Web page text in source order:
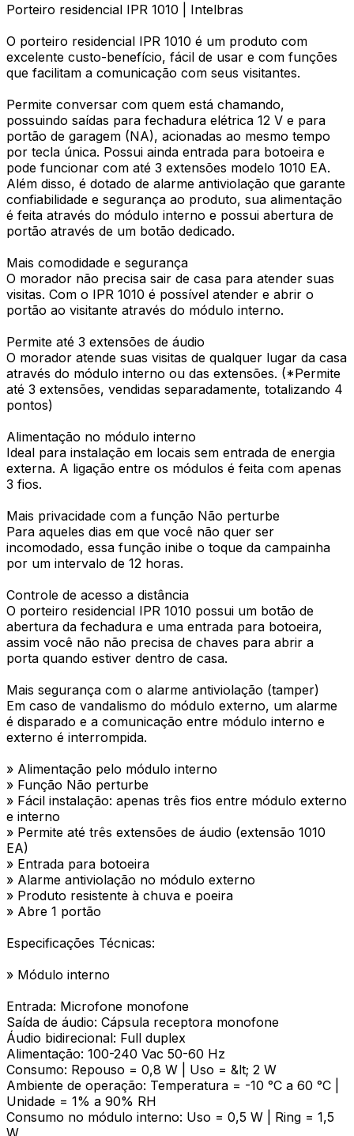
Porteiro residencial IPR 1010 | Intelbras
O porteiro residencial IPR 1010 é um produto com
excelente custo-benefício, fácil de usar e com funções
que facilitam a comunicação com seus visitantes.
Permite conversar com quem está chamando,
possuindo saídas para fechadura elétrica 12 V e para
portão de garagem (NA), acionadas ao mesmo tempo
por tecla única. Possui ainda entrada para botoeira e
pode funcionar com até 3 extensões modelo 1010 EA.
Além disso, é dotado de alarme antiviolação que garante
confiabilidade e segurança ao produto, sua alimentação
é feita através do módulo interno e possui abertura de
portão através de um botão dedicado.
Mais comodidade e segurança
O morador não precisa sair de casa para atender suas
visitas. Com o IPR 1010 é possível atender e abrir o
portão ao visitante através do módulo interno.
Permite até 3 extensões de áudio
O morador atende suas visitas de qualquer lugar da casa
através do módulo interno ou das extensões. (*Permite
até 3 extensões, vendidas separadamente, totalizando 4
pontos)
Alimentação no módulo interno
Ideal para instalação em locais sem entrada de energia
externa. A ligação entre os módulos é feita com apenas
3 fios.
Mais privacidade com a função Não perturbe
Para aqueles dias em que você não quer ser
incomodado, essa função inibe o toque da campainha
por um intervalo de 12 horas.
Controle de acesso a distância
O porteiro residencial IPR 1010 possui um botão de
abertura da fechadura e uma entrada para botoeira,
assim você não não precisa de chaves para abrir a
porta quando estiver dentro de casa.
Mais segurança com o alarme antiviolação (tamper)
Em caso de vandalismo do módulo externo, um alarme
é disparado e a comunicação entre módulo interno e
externo é interrompida.
» Alimentação pelo módulo interno
» Função Não perturbe
» Fácil instalação: apenas três fios entre módulo externo
e interno
» Permite até três extensões de áudio (extensão 1010
EA)
» Entrada para botoeira
» Alarme antiviolação no módulo externo
» Produto resistente à chuva e poeira
» Abre 1 portão
Especificações Técnicas:
» Módulo interno
Entrada: Microfone monofone
Saída de áudio: Cápsula receptora monofone
Áudio bidirecional: Full duplex
Alimentação: 100-240 Vac 50-60 Hz
Consumo: Repouso = 0,8 W | Uso = &lt; 2 W
Ambiente de operação: Temperatura = -10 °C a 60 °C |
Unidade = 1% a 90% RH
Consumo no módulo interno: Uso = 0,5 W | Ring = 1,5
W